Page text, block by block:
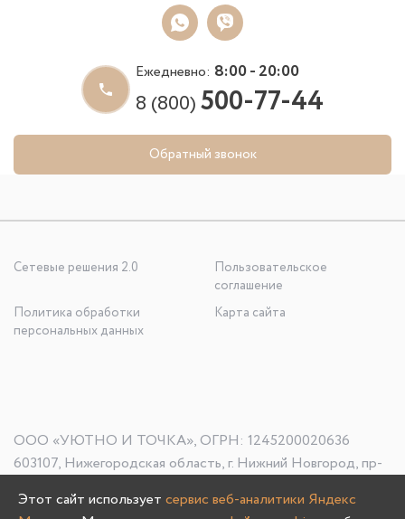
Ежедневно: 8:00 - 20:00
8 (800)500-77-44
Обратный звонок
Сетевые решения 2.0
Пользовательское
соглашение
Политика обработки
персональных данных
Карта сайта
ООО «УЮТНО И ТОЧКА», ОГРН: 1245200020636
603107, Нижегородская область, г. Нижний Новгород, пр-
Этот сайт использует сервис веб-аналитики Яндекс